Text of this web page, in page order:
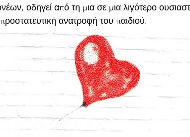
οδηγεί από τη μια σε μια λιγότερο
ανατροφή του παιδιού.